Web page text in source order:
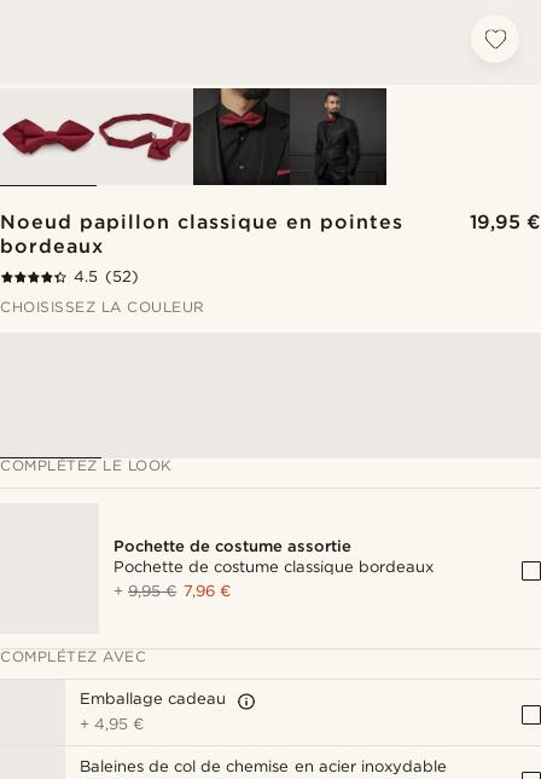
Noeud papillon classique en pointes
bordeaux
19,95 €
4.5 (52)
CHOISISSEZ LA COULEUR
COMPLÉTEZ LE LOOK
Pochette de costume assortie
Pochette de costume classique bordeaux
+9,95 € 7,96 €
COMPLÉTEZ AVEC
Emballage cadeau
+4,95 €
Baleines de col de chemise en acier inoxydable